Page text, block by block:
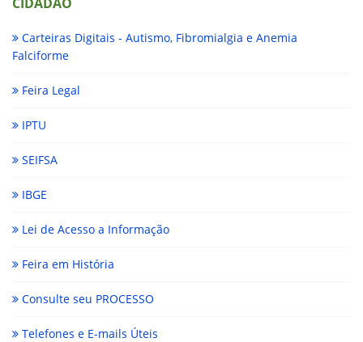
Carteiras Digitais - Autismo, Fibromialgia e Anemia
Falciforme
Feira Legal
IPTU
SEIFSA
IBGE
Lei de Acesso a Informação
Feira em História
Consulte seu PROCESSO
Telefones e E-mails Úteis